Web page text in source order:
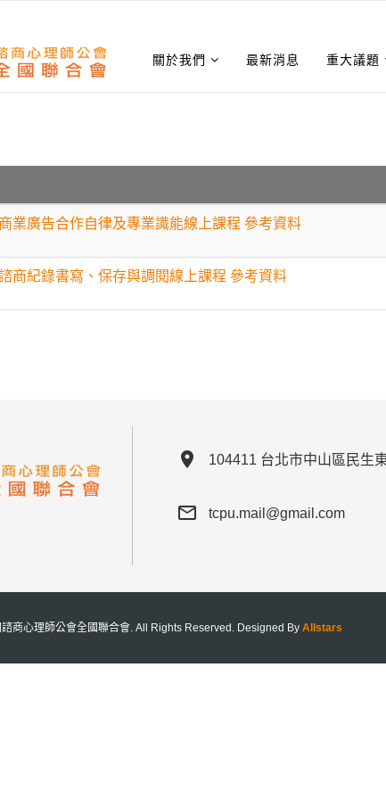
關於我們 最新消息 重大議題
理
業廣告合作自律及專業識能線上課程 參考資料
商紀錄書寫、保存與調閱線上課程 參考資料
location_on 104411 台北市中山區民生
mail_outline tcpu.mail@gmail.com
商心理師公會全國聯合會. All Rights Reserved. Designed By Allstars